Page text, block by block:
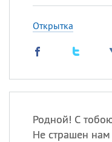
Открытка
Родной! С
Не страшен